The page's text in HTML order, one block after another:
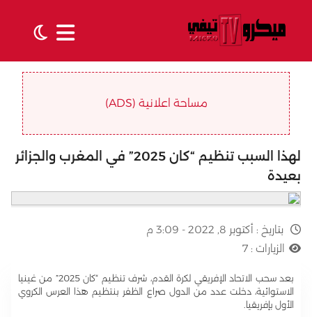
مساحة اعلانية (ADS)
لهذا السبب تنظيم “كان 2025” في المغرب والجزائر
بعيدة
بتاريخ : أكتوبر 8, 2022 - 3:09 م
الزيارات : 7
بعد سحب الاتحاد الإفريقي لكرة القدم، شرف تنظيم “كان 2025” من غينيا
الاستوائية، دخلت عدد من الدول صراع الظفر بنتظيم هذا العرس الكروي
الأول بإفريقيا.